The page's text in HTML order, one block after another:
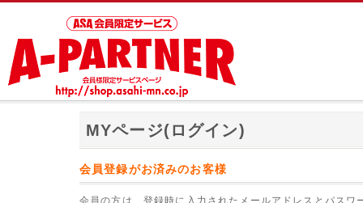
MYページ(ログイン)
会員登録がお済みのお客様
会員の方は、登録時に入力されたメールアドレスとパスワ